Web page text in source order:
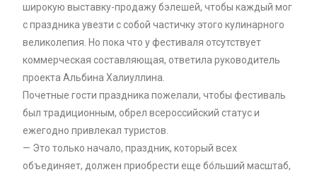
широкую выставку-продажу бэлешей, чтобы каждый мог
с праздника увезти с собой частичку этого кулинарного
великолепия. Но пока что у фестиваля отсутствует
коммерческая составляющая, ответила руководитель
проекта Альбина Халиуллина.
Почетные гости праздника пожелали, чтобы фестиваль
был традиционным, обрел всероссийский статус и
ежегодно привлекал туристов.
— Это только начало, праздник, который всех
объединяет, должен приобрести еще бо́льший масштаб,